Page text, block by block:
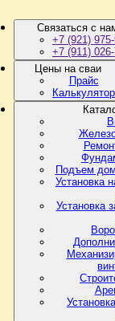
Связаться с
+7 (921)
+7 (911)
Цены на сваи
Прайс
Калькулятор
Подъем
Установка
Установка